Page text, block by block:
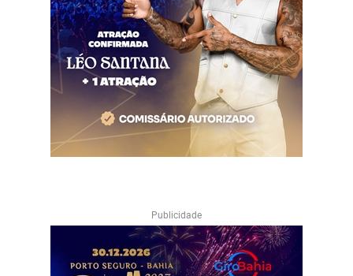
Publicidade